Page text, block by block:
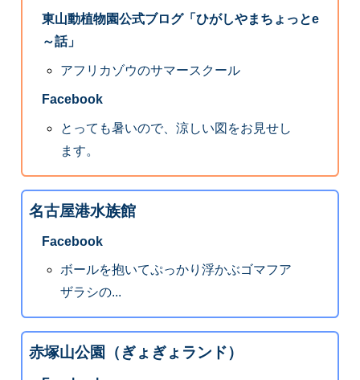
東山動植物園公式ブログ「ひがしやまちょっとe
～話」
アフリカゾウのサマースクール
Facebook
とっても暑いので、涼しい図をお見せし
ます。
名古屋港水族館
Facebook
ボールを抱いてぷっかり浮かぶゴマフア
ザラシの...
赤塚山公園（ぎょぎょランド）